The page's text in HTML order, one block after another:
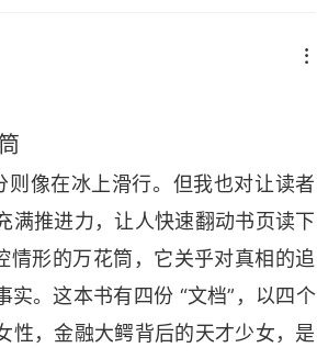
像在冰上滑行。但我也对让读者
满推进力，让人快速翻动书页读下
形的万花筒，它关乎对真相的追
。这本书有四份 “文档”，以四个
性，金融大鳄背后的天才少女，是